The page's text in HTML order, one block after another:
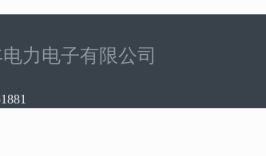
力电子有限公司